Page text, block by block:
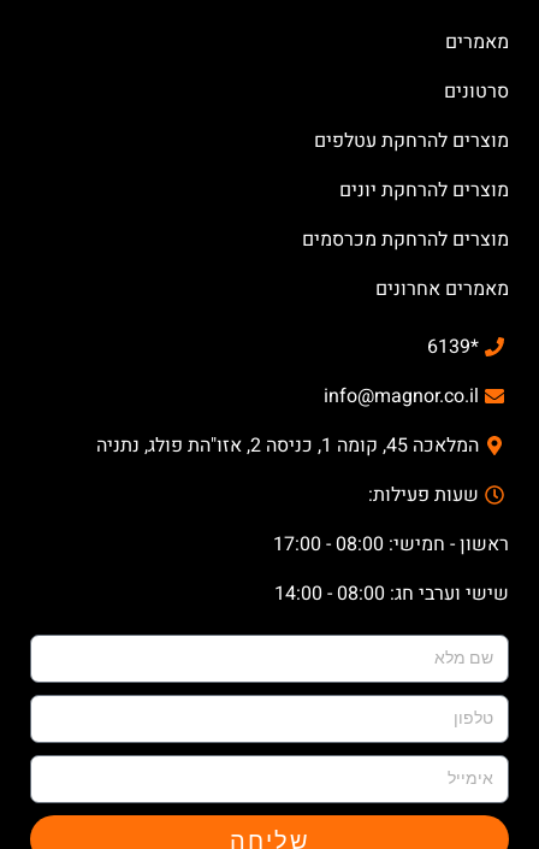
מאמרים
סרטונים
מוצרים להרחקת עטלפים
מוצרים להרחקת יונים
מוצרים להרחקת מכרסמים
מאמרים אחרונים
*6139
info@magnor.co.il
המלאכה 45, קומה 1, כניסה 2, אזו"הת פולג, נתניה
שעות פעילות:
ראשון - חמישי: 08:00 - 17:00
שישי וערבי חג: 08:00 - 14:00
שליחה